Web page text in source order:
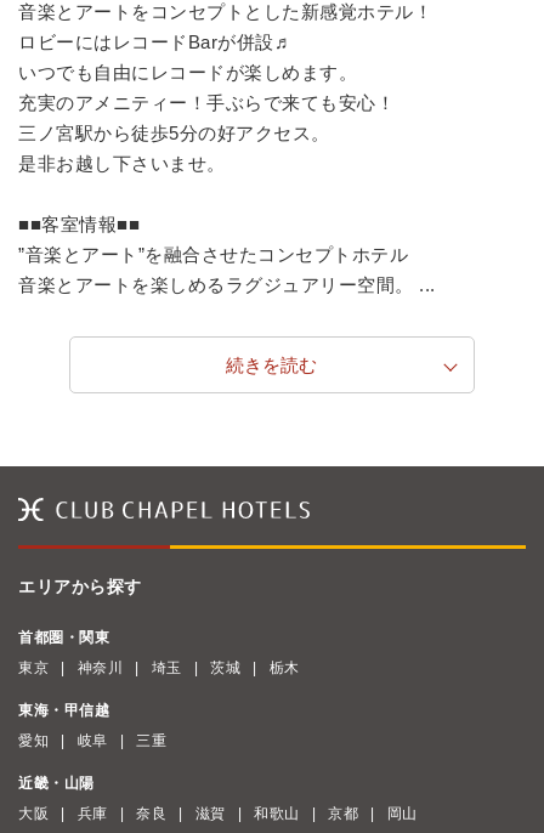
音楽とアートをコンセプトとした新感覚ホテル！
ロビーにはレコードBarが併設♬
いつでも自由にレコードが楽しめます。
充実のアメニティー！手ぶらで来ても安心！
三ノ宮駅から徒歩5分の好アクセス。
是非お越し下さいませ。
■■客室情報■■
”音楽とアート”を融合させたコンセプトホテル
音楽とアートを楽しめるラグジュアリー空間。 ...
続きを読む
エリアから探す
首都圏・関東
東京
神奈川 埼玉 茨城 栃木
東海・甲信越
愛知
岐阜 三重
近畿・山陽
大阪
兵庫 奈良 滋賀 和歌山 京都 岡山